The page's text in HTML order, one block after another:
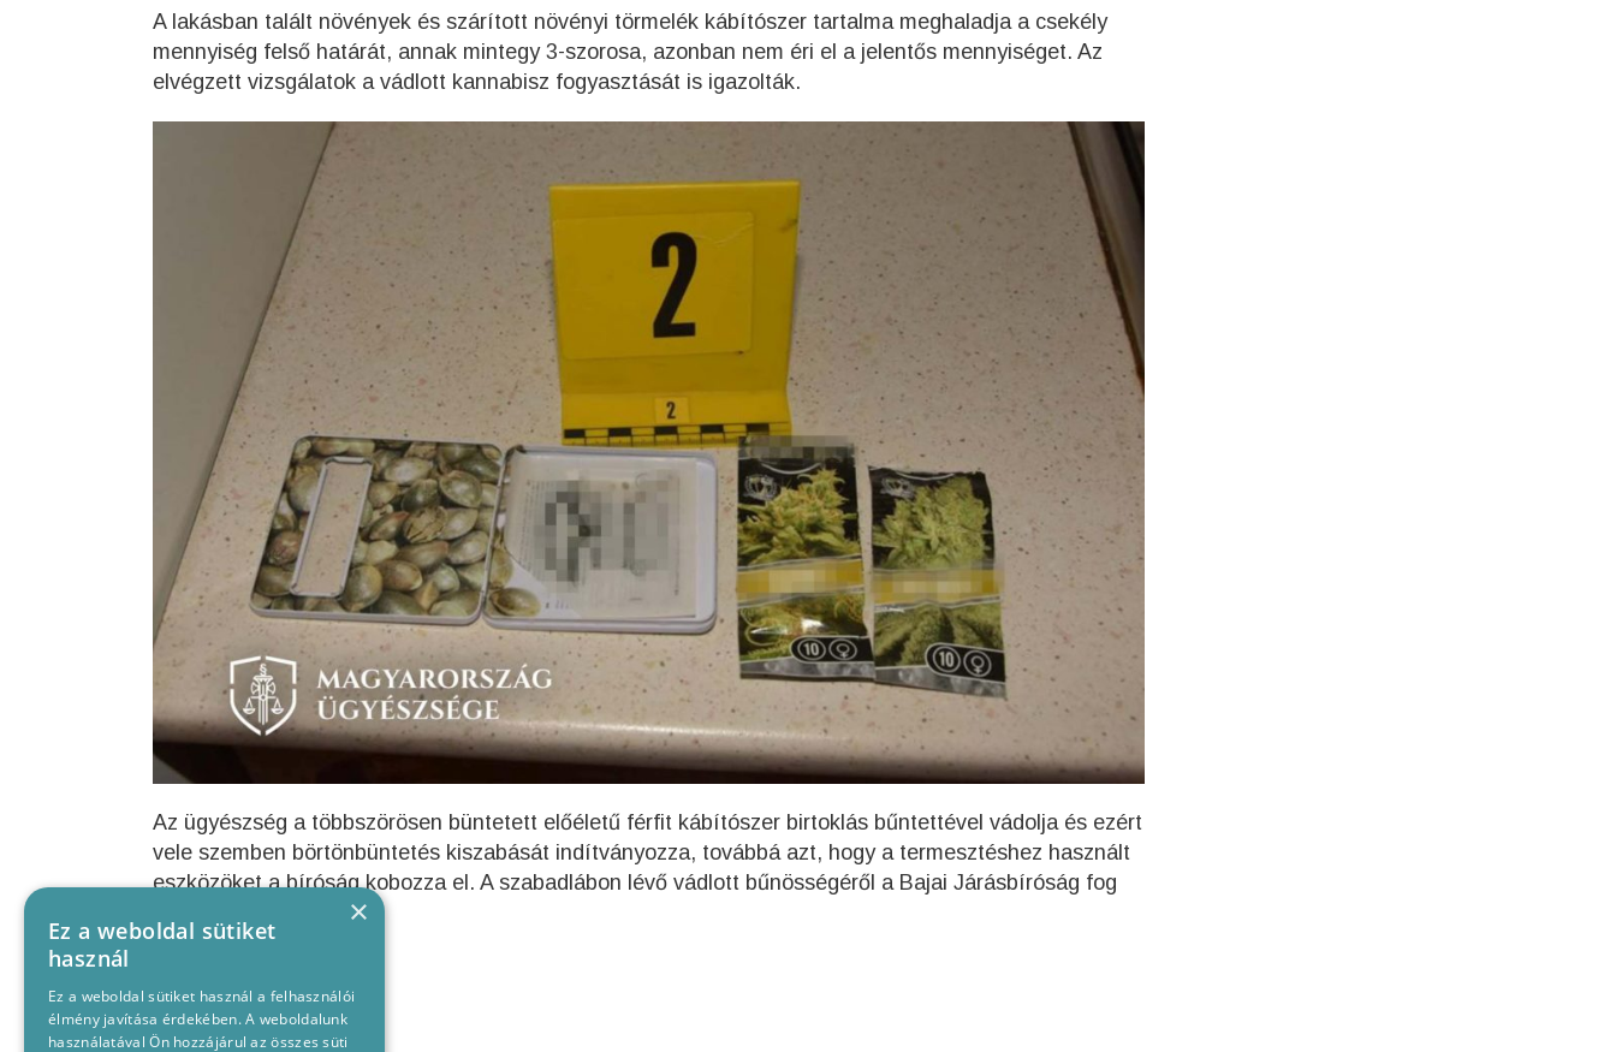
A lakásban talált növények és szárított növényi törmelék kábítószer tartalma meghaladja a csekély
mennyiség felső határát, annak mintegy 3-szorosa, azonban nem éri el a jelentős mennyiséget. Az
elvégzett vizsgálatok a vádlott kannabisz fogyasztását is igazolták.
Az ügyészség a többszörösen büntetett előéletű férfit kábítószer birtoklás bűntettével vádolja és ezért
vele szemben börtönbüntetés kiszabását indítványozza, továbbá azt, hogy a termesztéshez használt
eszközöket a bíróság kobozza el. A szabadlábon lévő vádlott bűnösségéről a Bajai Járásbíróság fog
×
Ez a weboldal sütiket
használ
Ez a weboldal sütiket használ a felhasználói
élmény javítása érdekében. A weboldalunk
használatával Ön hozzájárul az összes süti